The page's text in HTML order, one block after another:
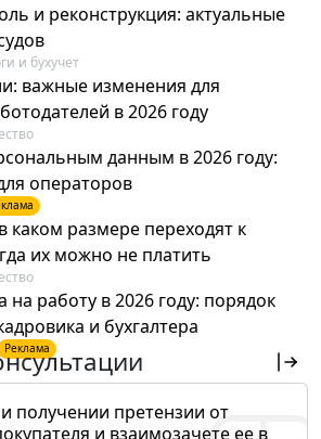
и реконструкция: актуальные
и бухучет
важные изменения для
в 2026 году
данным в 2026 году:
операторов
каком размере переходят к
их можно не платить
на работу в 2026 году: порядок
и бухгалтера
Реклама
получении претензии от
и взаимозачете ее в